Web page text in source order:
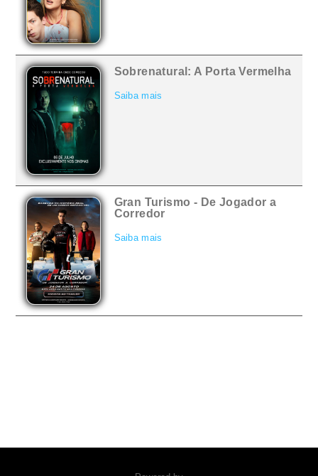
Sobrenatural: A Porta Vermelha
Saiba mais
Gran Turismo - De Jogador a
Corredor
Saiba mais